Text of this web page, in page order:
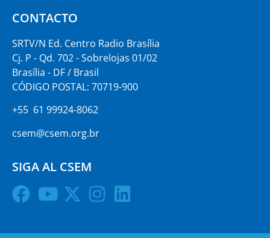
CONTACTO
SRTV/N Ed. Centro Radio Brasília
Cj. P - Qd. 702 - Sobrelojas 01/02
Brasília - DF / Brasil
CÓDIGO POSTAL: 70719-900
+55 61 99924-8062
csem@csem.org.br
SIGA AL CSEM